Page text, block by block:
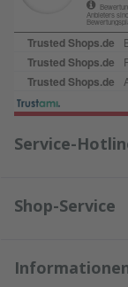
Service-
Shop-Service